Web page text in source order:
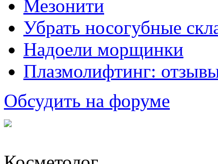
Мезонити
Убрать носогубные
Надоели морщинки
Плазмолифтинг:
Обсудить на форуме